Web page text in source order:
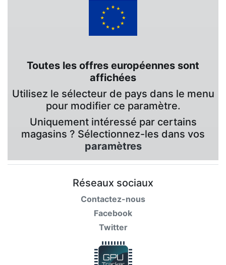
Toutes les offres européennes sont
affichées
Utilisez le sélecteur de pays dans le menu
pour modifier ce paramètre.
Uniquement intéressé par certains
magasins ? Sélectionnez-les dans vos
paramètres
Réseaux sociaux
Contactez-nous
Facebook
Twitter